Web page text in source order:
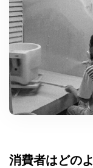
消費者はどの